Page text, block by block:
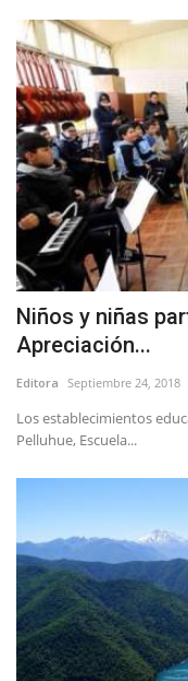
Niños y niñas
Apreciación...
Editora Septiembre 24, 2018
Los establecimientos
Pelluhue, Escuela...